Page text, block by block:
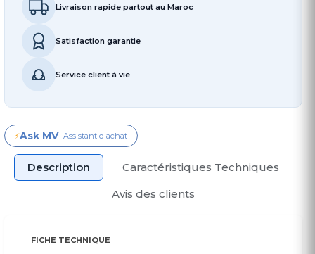
Livraison rapide partout au Maroc
Satisfaction garantie
Service client à vie
⚡Ask MV- Assistant d'achat
Description
Caractéristiques Techniques
Avis des clients
FICHE TECHNIQUE